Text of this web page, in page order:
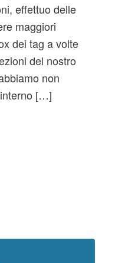
effettuo delle
maggiori
dei tag a volte
del nostro
non
[…]